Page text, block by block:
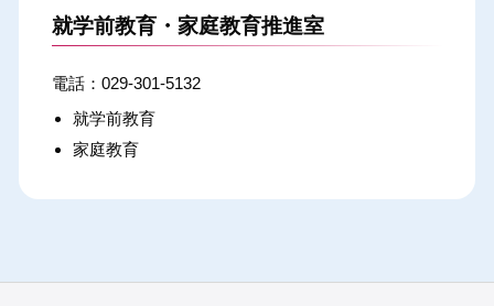
就学前教育・家庭教育推進室
029-301-5132
就学前教育
家庭教育